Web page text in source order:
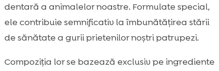
dentară a animalelor noastre. Formulate special,
ele contribuie semnificativ la îmbunătățirea stării
de sănătate a gurii prietenilor noștri patrupezi.
Compoziția lor se bazează exclusiv pe ingrediente